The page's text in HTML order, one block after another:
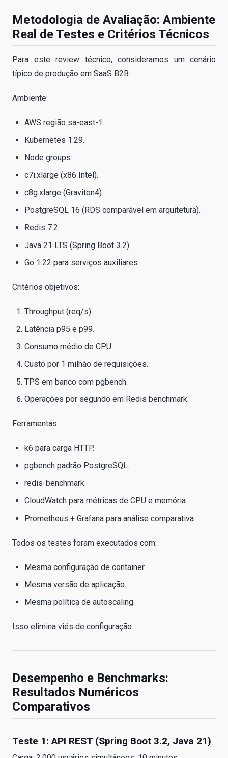
Metodologia de Avaliação: Ambiente
Real de Testes e Critérios Técnicos
Para este review técnico, consideramos um cenário
típico de produção em SaaS B2B:
Ambiente:
AWS região sa-east-1.
Kubernetes 1.29.
Node groups:
c7i.xlarge (x86 Intel).
c8g.xlarge (Graviton4).
PostgreSQL 16 (RDS comparável em arquitetura).
Redis 7.2.
Java 21 LTS (Spring Boot 3.2).
Go 1.22 para serviços auxiliares.
Critérios objetivos:
Throughput (req/s).
Latência p95 e p99.
Consumo médio de CPU.
Custo por 1 milhão de requisições.
TPS em banco com pgbench.
Operações por segundo em Redis benchmark.
Ferramentas:
k6 para carga HTTP.
pgbench padrão PostgreSQL.
redis-benchmark.
CloudWatch para métricas de CPU e memória.
Prometheus + Grafana para análise comparativa.
Todos os testes foram executados com:
Mesma configuração de container.
Mesma versão de aplicação.
Mesma política de autoscaling.
Isso elimina viés de configuração.
Desempenho e Benchmarks:
Resultados Numéricos
Comparativos
Teste 1: API REST (Spring Boot 3.2, Java 21)